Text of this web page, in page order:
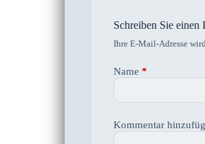
Schreiben Sie einen
Ihre E-Mail-Adresse
Name *
Kommentar